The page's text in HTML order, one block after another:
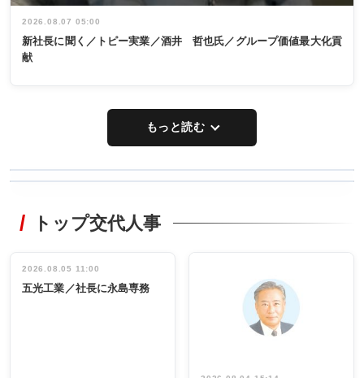
2026.08.07 05:00
新社長に聞く／トピー実業／酒井 哲也氏／グループ価値最大化貢
献
もっと読む
非鉄業界で
インタビュ
ー／社内ア
タックトレー
祝う 業界関
係者ら220人
出席
トップ交代人事
2026.08.05 11:00
五光工業／社長に永島専務